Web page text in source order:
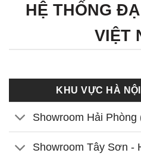
HỆ THỐNG
VIỆT
KHU VỰC HÀ
Showroom Hải
Showroom Tây Sơn -